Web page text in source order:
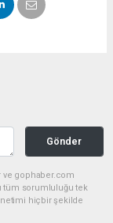
Gönder
ve gophaber.com
tüm sorumluluğu tek
hiçbir şekilde